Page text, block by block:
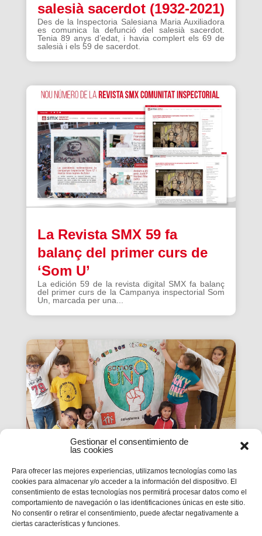
Gestionar el consentimiento de
las cookies
Para ofrecer las mejores experiencias, utilizamos tecnologías como las
cookies para almacenar y/o acceder a la información del dispositivo. El
consentimiento de estas tecnologías nos permitirá procesar datos como el
comportamiento de navegación o las identificaciones únicas en este sitio.
No consentir o retirar el consentimiento, puede afectar negativamente a
ciertas características y funciones.
salesià sacerdot (1932-2021)
Des de la Inspectoria Salesiana Maria Auxiliadora
es comunica la defunció del salesià sacerdot.
Tenia 89 anys d’edat, i havia complert els 69 de
salesià i els 59 de sacerdot.
La Revista SMX 59 fa
balanç del primer curs de
‘Som U’
La edición 59 de la revista digital SMX fa balanç
del primer curs de la Campanya inspectorial Som
Un, marcada per una...
La Revista SMX 59 hace
balance del primer curso de
'Somos Uno'